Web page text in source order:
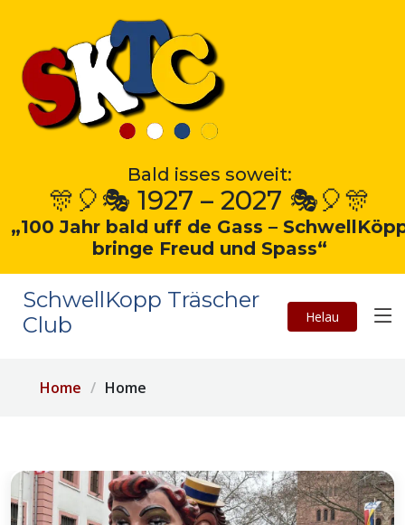
Bald isses soweit:
🎊🎈🎭 1927 – 2027 🎭🎈🎊
„100 Jahr bald uff de Gass –
bringe Freud und Spass“
SchwellKopp Träscher
Club
Helau
Home Home